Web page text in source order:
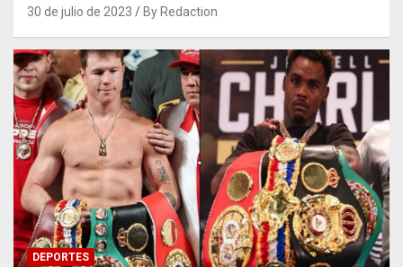
30 de julio de 2023 By Redaction
DEPORTES